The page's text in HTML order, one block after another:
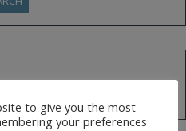
to give you the most
your preferences